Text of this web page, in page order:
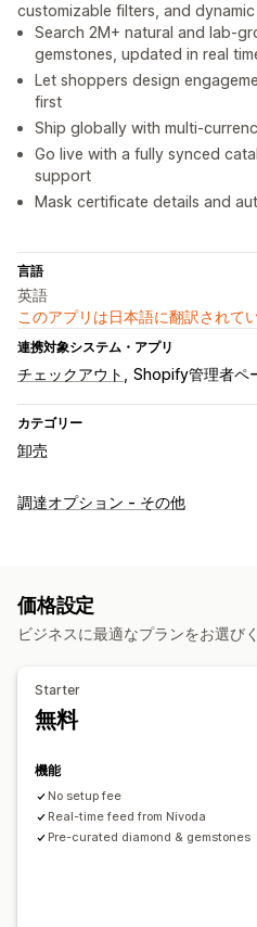
customizable filters, and
Search 2M+ natural and lab-
gemstones, updated in real
Let shoppers design
first
Ship globally with multi-
Go live with a fully synced
support
Mask certificate details and
言語
英語
このアプリは日本語に翻訳されて
連携対象システム・アプリ
チェックアウト Shopify管理者ペ
カテゴリー
卸売
価格設定オプション
注文管理
手動注文
商品の可視性 配送オプ
調達オプション - その他
価格設定
ビジネスに最適なプランをお選び
Starter
無料
機能
No setup fee
Real-time feed from Nivoda
Pre-curated diamond & gemstones